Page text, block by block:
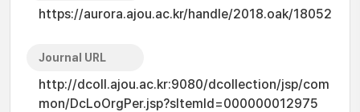
https://aurora.ajou.ac.kr/handle/2018.oak/18052
Journal URL
http://dcoll.ajou.ac.kr:9080/dcollection/jsp/com
mon/DcLoOrgPer.jsp?sItemId=000000012975